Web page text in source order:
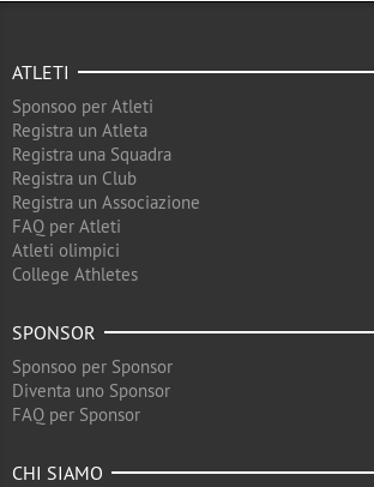
ATLETI
Sponsoo per Atleti
Registra un Atleta
Registra una Squadra
Registra un Club
Registra un Associazione
FAQ per Atleti
Atleti olimpici
College Athletes
SPONSOR
Sponsoo per Sponsor
Diventa uno Sponsor
FAQ per Sponsor
CHI SIAMO